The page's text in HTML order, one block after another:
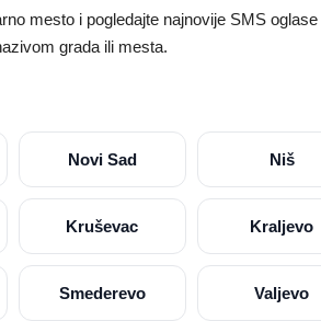
mesto i pogledajte najnovije SMS
grada ili mesta.
Novi Sad Niš
Kruševac Kraljevo
Smederevo Valjevo